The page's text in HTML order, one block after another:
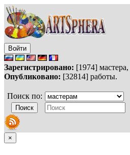
Войти
Зарегистрировано: [1974]
Опубликовано: [32814] работы.
Поиск по:
×